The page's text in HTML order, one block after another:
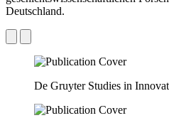
Deutschland.
De Gruyter Studies in